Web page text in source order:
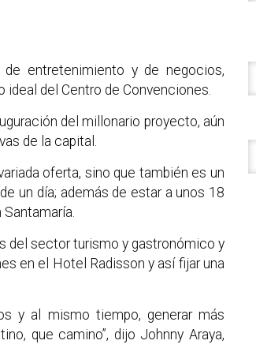
de entretenimiento y de negocios,
del Centro de Convenciones.
del millonario proyecto, aún
de la capital.
oferta, sino que también es un
un día; además de estar a unos 18
del sector turismo y gastronómico y
en el Hotel Radisson y así fijar una
y al mismo tiempo, generar más
que camino”, dijo Johnny Araya,